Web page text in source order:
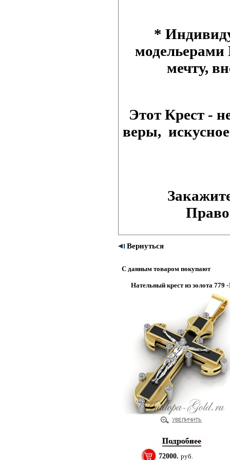
*
мечту,
Этот Крест -
веры,
Вернуться
С данным товаром покупают
Нательный крест из золота 779 -
72000. руб.